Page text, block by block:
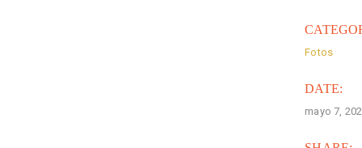
Fotos
DATE:
mayo 7,